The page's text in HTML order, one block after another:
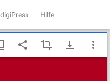
digiPress Hilfe